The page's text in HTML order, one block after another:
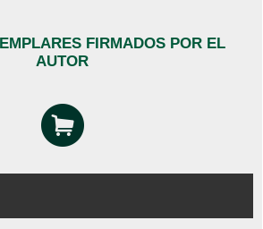
FIRMADOS POR EL
AUTOR